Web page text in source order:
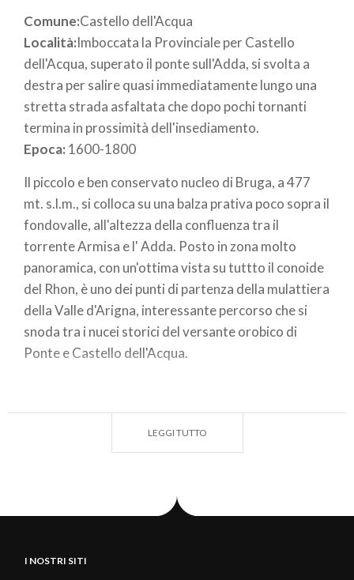
Comune:Castello dell'Acqua
Località:Imboccata la Provinciale per Castello
dell'Acqua, superato il ponte sull'Adda, si svolta a
destra per salire quasi immediatamente lungo una
stretta strada asfaltata che dopo pochi tornanti
termina in prossimità dell'insediamento.
Epoca: 1600-1800
Il piccolo e ben conservato nucleo di Bruga, a 477
mt. s.l.m., si colloca su una balza prativa poco sopra il
fondovalle, all'altezza della confluenza tra il
torrente Armisa e l' Adda. Posto in zona molto
panoramica, con un'ottima vista su tuttto il conoide
del Rhon, è uno dei punti di partenza della mulattiera
della Valle d'Arigna, interessante percorso che si
snoda tra i nucei storici del versante orobico di
Ponte e Castello dell'Acqua.
tornante, il breve vicolo di accesso alla contrada.
Per chi ha voglia di fare un salto deciso indietro nel
LEGGI TUTTO
I NOSTRI SITI